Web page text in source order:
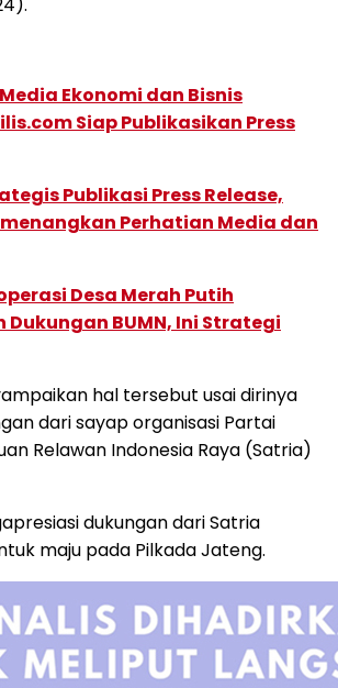
Ekonomi dan Bisnis
Siap Publikasikan Press
Publikasi Press Release,
Perhatian Media dan
Desa Merah Putih
BUMN, Ini Strategi
hal tersebut usai dirinya
dari sayap organisasi Partai
Relawan Indonesia Raya (Satria)
dukungan dari Satria
maju pada Pilkada Jateng.